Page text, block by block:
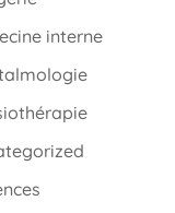
interne